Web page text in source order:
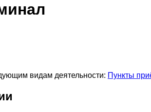
видам деятельности: Пункты